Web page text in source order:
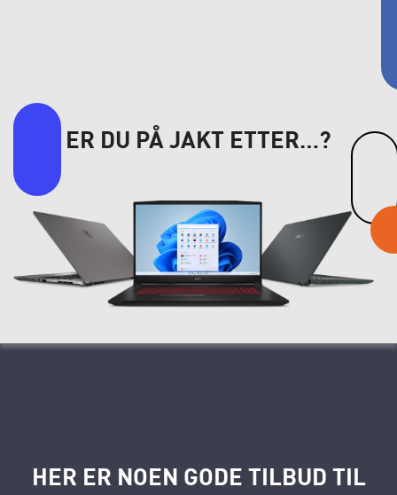
ER DU PÅ JAKT ETTER…?
HER ER NOEN GODE TILBUD TIL